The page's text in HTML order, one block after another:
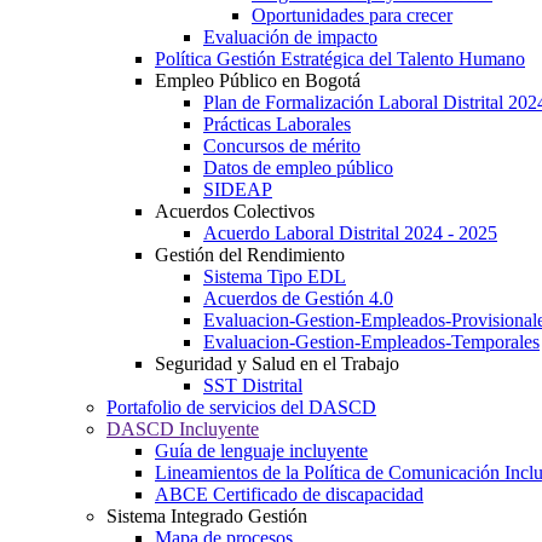
Oportunidades para crecer
Evaluación de impacto
Política Gestión Estratégica del Talento Humano
Empleo Público en Bogotá
Plan de Formalización Laboral Distrital
Prácticas Laborales
Concursos de mérito
Datos de empleo público
SIDEAP
Acuerdos Colectivos
Acuerdo Laboral Distrital 2024 - 2025
Gestión del Rendimiento
Sistema Tipo EDL
Acuerdos de Gestión 4.0
Evaluacion-Gestion-Empleados-
Evaluacion-Gestion-Empleados-Temporales
Seguridad y Salud en el Trabajo
SST Distrital
Portafolio de servicios del DASCD
DASCD Incluyente
Guía de lenguaje incluyente
Lineamientos de la Política de Comunicación
ABCE Certificado de discapacidad
Sistema Integrado Gestión
Mapa de procesos